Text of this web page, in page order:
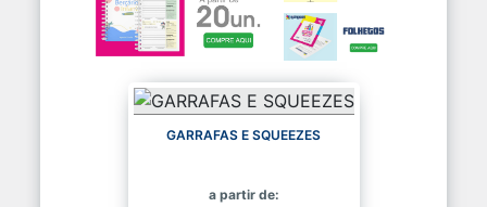
GARRAFAS E SQUEEZES
a partir de: